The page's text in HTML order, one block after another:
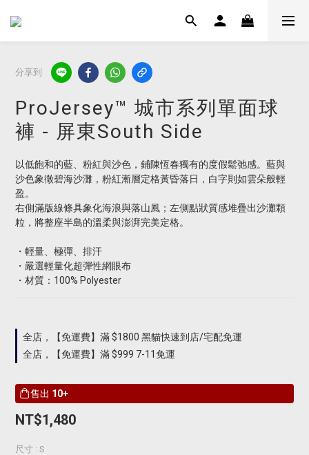
分享到
ProJersey™ 城市系列單面球
褲 - 屏東South Side
以低飽和的藍、粉紅與沙色，鋪陳恆春獨有的度假鬆弛感。藍與
沙色象徵碧海沙灘，粉紅漸層定格黃昏落日，白字則如雲朵般輕
盈。
右側滿版線條具象化海浪與落山風；左側點狀質感堆疊出沙灘顆
粒，將整座半島的溫柔與澎湃完美定格。
・輕量、極彈、排汗
・嚴選輕量化超彈性網眼布
・材質：100% Polyester
全店，【免運費】滿 $1800 黑貓快速到店/宅配免運
全店，【免運費】滿 $999 7-11免運
售出 10+
NT$1,480
尺寸 : S